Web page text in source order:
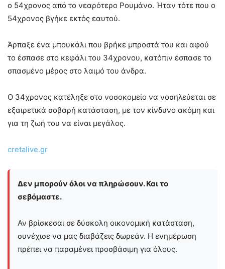
ο 54χρονος από το νεαρότερο Ρουμάνο. Ήταν τότε που ο
54χρονος βγήκε εκτός εαυτού.
Άρπαξε ένα μπουκάλι που βρήκε μπροστά του και αφού
το έσπασε στο κεφάλι του 34χρονου, κατόπιν έσπασε το
σπασμένο μέρος στο λαιμό του άνδρα.
Ο 34χρονος κατέληξε στο νοσοκομείο να νοσηλεύεται σε
εξαιρετικά σοβαρή κατάσταση, με τον κίνδυνο ακόμη και
για τη ζωή του να είναι μεγάλος.
cretalive.gr
Δεν μπορούν όλοι να πληρώσουν. Και το
σεβόμαστε.
Αν βρίσκεσαι σε δύσκολη οικονομική κατάσταση,
συνέχισε να μας διαβάζεις δωρεάν. Η ενημέρωση
πρέπει να παραμένει προσβάσιμη για όλους.